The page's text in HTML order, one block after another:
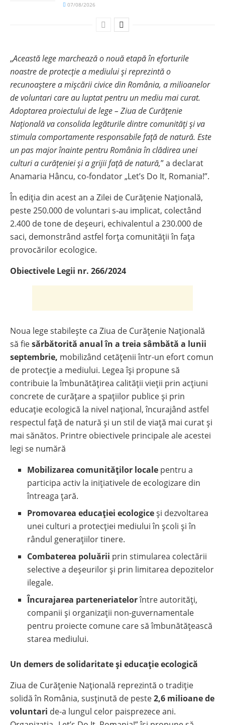
07/08/2026
„Această lege marchează o nouă etapă în eforturile
noastre de protecție a mediului și reprezintă o
recunoaștere a mișcării civice din România, a milioanelor
de voluntari care au luptat pentru un mediu mai curat.
Adoptarea proiectului de lege – Ziua de Curățenie
Națională va consolida legăturile dintre comunități și va
stimula comportamente responsabile față de natură. Este
un pas major înainte pentru România în clădirea unei
culturi a curățeniei și a grijii față de natură,” a declarat
Anamaria Hâncu, co-fondator „Let’s Do It, Romania!”.
În ediția din acest an a Zilei de Curățenie Națională,
peste 250.000 de voluntari s-au implicat, colectând
2.400 de tone de deșeuri, echivalentul a 230.000 de
saci, demonstrând astfel forța comunității în fața
provocărilor ecologice.
Obiectivele Legii nr. 266/2024
Noua lege stabilește ca Ziua de Curățenie Națională
să fiesărbătorită anual în a treia sâmbătă a lunii
septembrie, mobilizând cetățenii într-un efort comun
de protecție a mediului. Legea își propune să
contribuie la îmbunătățirea calității vieții prin acțiuni
concrete de curățare a spațiilor publice și prin
educație ecologică la nivel național, încurajând astfel
respectul față de natură și un stil de viață mai curat și
mai sănătos. Printre obiectivele principale ale acestei
legi se numără
Mobilizarea comunităților locale pentru a
participa activ la inițiativele de ecologizare din
întreaga țară.
Promovarea educației ecologiceși dezvoltarea
unei culturi a protecției mediului în școli și în
rândul generațiilor tinere.
Combaterea poluării prin stimularea colectării
selective a deșeurilor și prin limitarea depozitelor
ilegale.
Încurajarea parteneriatelorîntre autorități,
companii și organizații non-guvernamentale
pentru proiecte comune care să îmbunătățească
starea mediului.
Un demers de solidaritate și educație ecologică
Ziua de Curățenie Națională reprezintă o tradiție
solidă în România, susținută de peste2,6 milioane de
voluntari de-a lungul celor paisprezece ani.